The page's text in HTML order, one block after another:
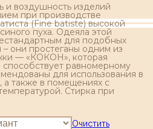
и воздушность изделий
при производстве
(Fine batiste) высокой
пуха. Одеяла этой
для подобных
они простеганы одним из
— «КОКОН», которая
способствует равномерному
для использования в
также в помещениях с
Стирка при
Очистить